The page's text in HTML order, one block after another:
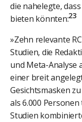
die nahelegte,
bieten könnten:23
»Zehn relevante
Studien, die
und Meta-Analyse
einer breit
Gesichtsmasken
als 6.000
Studien